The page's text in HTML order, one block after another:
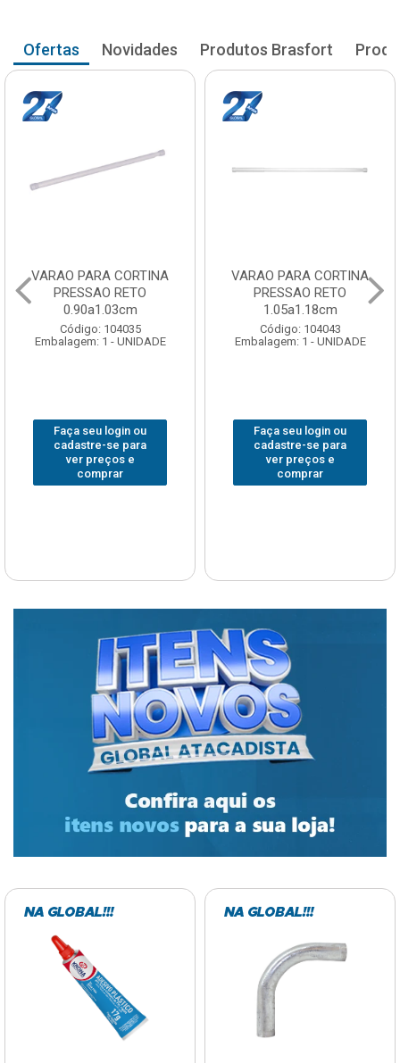
Ofertas Novidades Produtos Brasfort
VARAO PARA CORTINA
PRESSAO RETO
0.90a1.03cm
Código: 104035
Embalagem: 1 - UNIDADE
Faça seu login ou
cadastre-se para
ver preços e
comprar
VARAO PARA CORTINA
PRESSAO RETO
1.05a1.18cm
Código: 104043
Embalagem: 1 - UNIDADE
Faça seu login ou
cadastre-se para
ver preços e
comprar